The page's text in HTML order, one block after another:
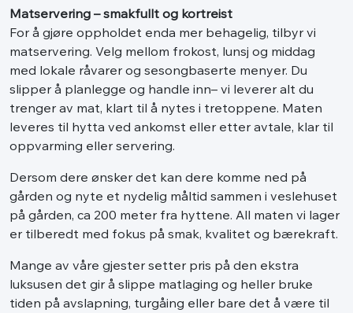
Matservering – smakfullt og kortreist
For å gjøre oppholdet enda mer behagelig, tilbyr vi
matservering. Velg mellom frokost, lunsj og middag
med lokale råvarer og sesongbaserte menyer. Du
slipper å planlegge og handle inn– vi leverer alt du
trenger av mat, klart til å nytes i tretoppene. Maten
leveres til hytta ved ankomst eller etter avtale, klar til
oppvarming eller servering.
Dersom dere ønsker det kan dere komme ned på
gården og nyte et nydelig måltid sammen i veslehuset
på gården, ca 200 meter fra hyttene. All maten vi lager
er tilberedt med fokus på smak, kvalitet og bærekraft.
Mange av våre gjester setter pris på den ekstra
luksusen det gir å slippe matlaging og heller bruke
tiden på avslapning, turgåing eller bare det å være til